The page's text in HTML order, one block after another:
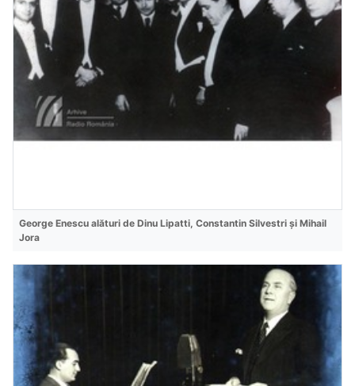
George Enescu alături de Dinu Lipatti, Constantin Silvestri și Mihail
Jora